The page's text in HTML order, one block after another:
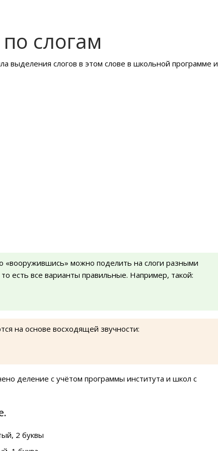
слогам
выделения слогов в этом слове в школьной программе и
«вооружившись» можно поделить на слоги разными
есть все варианты правильные. Например, такой:
на основе восходящей звучности:
деление с учётом программы института и школ с
2 буквы